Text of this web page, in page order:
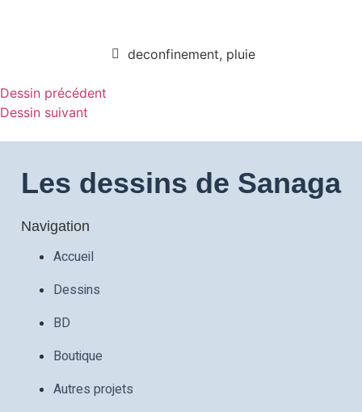
deconfinement, pluie
Dessin précédent
Dessin suivant
Les dessins de Sanaga
Navigation
Accueil
Dessins
BD
Boutique
Autres projets